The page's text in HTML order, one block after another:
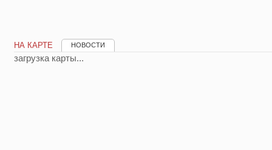
НА КАРТЕ НОВОСТИ
загрузка карты...